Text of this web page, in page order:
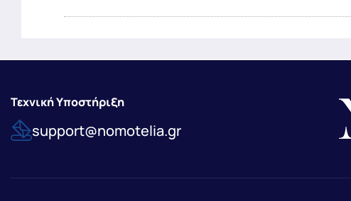
Τεχνική Υποστήριξη
support@nomotelia.gr